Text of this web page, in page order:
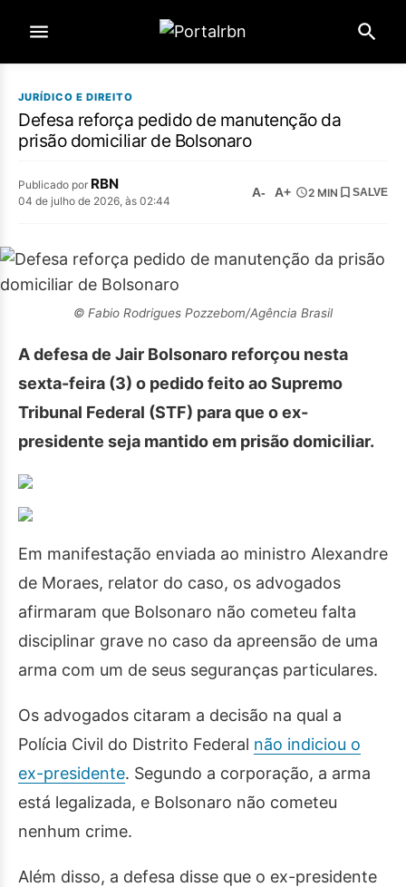
JURÍDICO E DIREITO
Defesa reforça pedido de manutenção da
prisão domiciliar de Bolsonaro
Publicado por RBN
04 de julho de 2026, às 02:44
A- A+ 2 MIN SALVE
© Fabio Rodrigues Pozzebom/Agência Brasil
A defesa de Jair Bolsonaro reforçou nesta
sexta-feira (3) o pedido feito ao Supremo
Tribunal Federal (STF) para que o ex-
presidente seja mantido em prisão domiciliar.
Em manifestação enviada ao ministro Alexandre
de Moraes, relator do caso, os advogados
afirmaram que Bolsonaro não cometeu falta
disciplinar grave no caso da apreensão de uma
arma com um de seus seguranças particulares.
Os advogados citaram a decisão na qual a
Polícia Civil do Distrito Federal não indiciou o
ex-presidente. Segundo a corporação, a arma
está legalizada, e Bolsonaro não cometeu
nenhum crime.
Além disso, a defesa disse que o ex-presidente